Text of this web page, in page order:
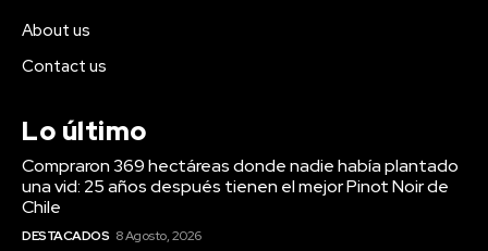
About us
Contact us
Lo último
Compraron 369 hectáreas donde nadie había plantado
una vid: 25 años después tienen el mejor Pinot Noir de
Chile
DESTACADOS 8 Agosto, 2026